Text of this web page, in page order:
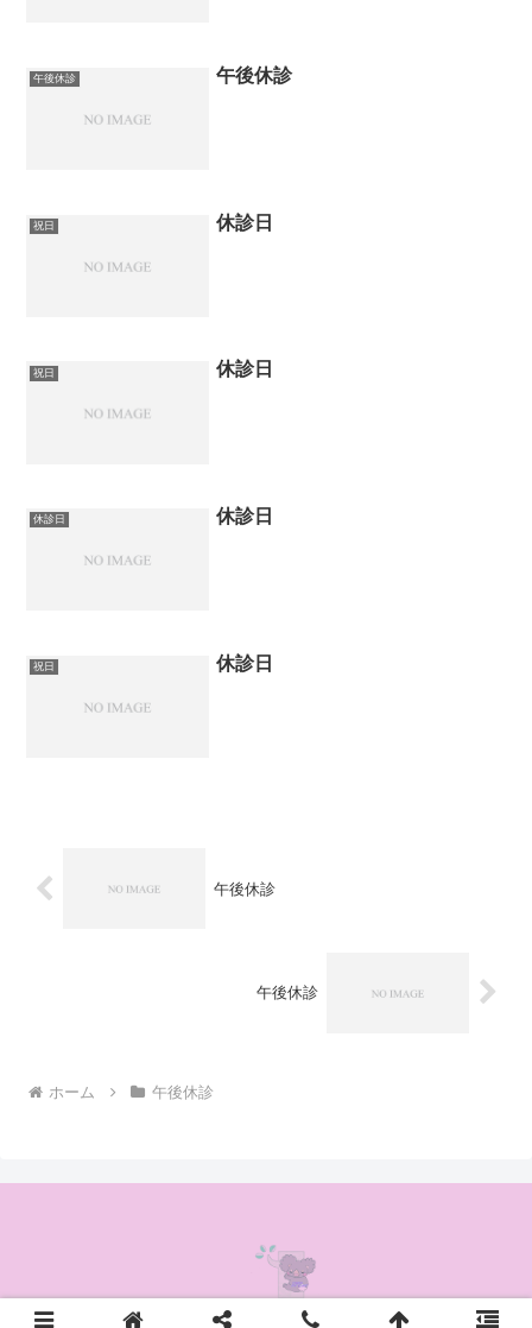
午後休診 午後休診
祝日 休診日
祝日 休診日
休診日 休診日
祝日 休診日
午後休診
午後休診
ホーム 午後休診
© 2020 かんの耳鼻咽喉科クリニック.